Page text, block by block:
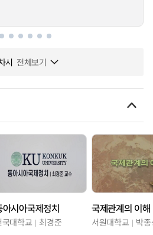
시 전체보기
아시아국제정치
국대학교 최경준
국제관계의 이해
서원대학교 박